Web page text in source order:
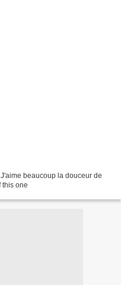
beaucoup la douceur de
this one